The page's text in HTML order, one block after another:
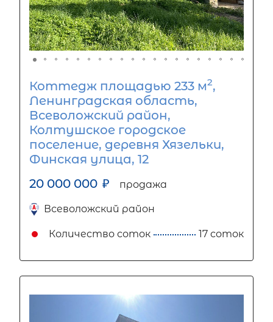
Коттедж площадью 233 м2,
Ленинградская область,
Всеволожский район,
Колтушское городское
поселение, деревня Хязельки,
Финская улица, 12
20 000 000 ₽ продажа
Всеволожский район
Количество соток 17 соток